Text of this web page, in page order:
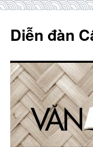
content
Diễn đàn